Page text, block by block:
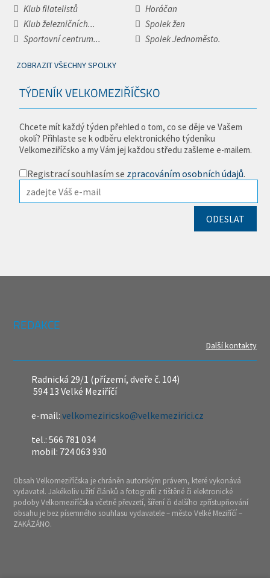
Klub filatelistů
Horáčan
Klub železničních...
Spolek žen
Sportovní centrum...
Spolek Jednoměsto.
ZOBRAZIT VŠECHNY SPOLKY
TÝDENÍK VELKOMEZIŘÍČSKO
Chcete mít každý týden přehled o tom, co se děje ve Vašem
okolí? Přihlaste se k odběru elektronického týdeníku
Velkomeziříčsko a my Vám jej každou středu zašleme e-mailem.
Registrací souhlasím se zpracováním osobních údajů.
REDAKCE
Další kontakty
Radnická 29/1 (přízemí, dveře č. 104)
594 13 Velké Meziříčí
e-mail:velkomeziricsko@velkemezirici.cz
tel.: 566 781 034
mobil: 724 063 930
Obsah Velkomeziříčska je chráněn autorským právem, které vykonává
vydavatel. Jakékoliv užití článků a fotografií z tištěné či elektronické
podoby Velkomeziříčska včetně převzetí, šíření či dalšího zpřístupňování
obsahu je bez písemného souhlasu vydavatele – město Velké Meziříčí –
ZAKÁZÁNO.